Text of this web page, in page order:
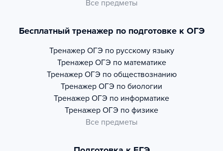
Все предметы
Бесплатный тренажер по подготовке к ОГЭ
Тренажер ОГЭ по русскому языку
Тренажер ОГЭ по математике
Тренажер ОГЭ по обществознанию
Тренажер ОГЭ по биологии
Тренажер ОГЭ по информатике
Тренажер ОГЭ по физике
Все предметы